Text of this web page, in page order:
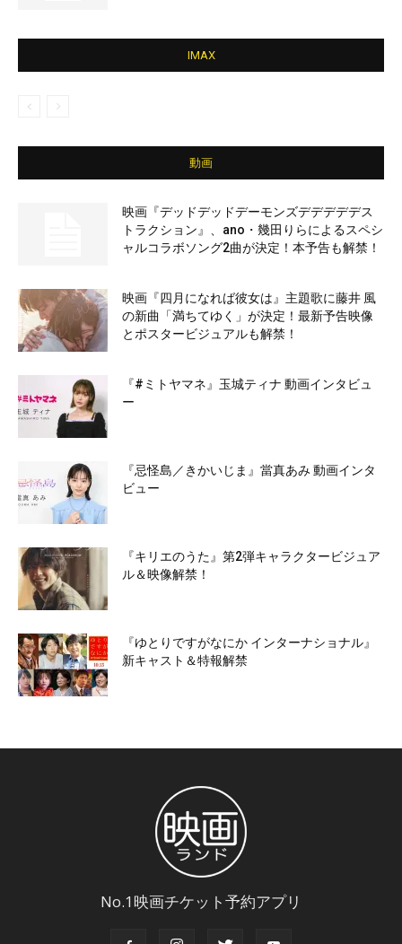
IMAX
動画
映画『デッドデッドデーモンズデデデデデス
トラクション』、ano・幾田りらによるスペシ
ャルコラボソング2曲が決定！本予告も解禁！
映画『四月になれば彼女は』主題歌に藤井 風
の新曲「満ちてゆく」が決定！最新予告映像
とポスタービジュアルも解禁！
『#ミトヤマネ』玉城ティナ 動画インタビュ
ー
『忌怪島／きかいじま』當真あみ 動画インタ
ビュー
『キリエのうた』第2弾キャラクタービジュア
ル＆映像解禁！
『ゆとりですがなにか インターナショナル』
新キャスト＆特報解禁
No.1映画チケット予約アプリ